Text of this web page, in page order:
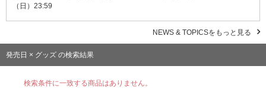
（日）23:59
NEWS & TOPICSをもっと見る
発売日 × グッズ の検索結果
検索条件に一致する商品はありません。